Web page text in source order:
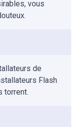
vous
de
Flash
torrent.